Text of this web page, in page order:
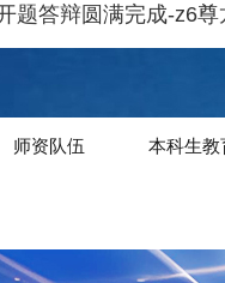
题答辩圆满完成-z6
师资队伍 本科生教